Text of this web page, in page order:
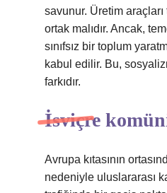
savunur. Üretim araçları
ortak malıdır. Ancak,
sınıfsız bir toplum
kabul edilir. Bu,
farkıdır.
İsviçre
Avrupa kıtasının
nedeniyle uluslararası